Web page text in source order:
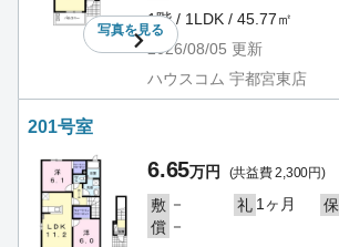
写真を見る
1階 / 1LDK / 45.77㎡
2026/08/05 更新
ハウスコム 宇都宮東店
201号室
6.65万円 (共益費 2,300円)
敷 － 礼 1ヶ月 保
償 －